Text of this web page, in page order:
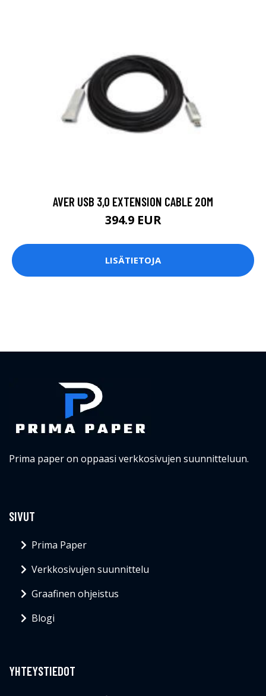
AVER USB 3,0 EXTENSION CABLE 20M
394.9 EUR
LISÄTIETOJA
Prima paper on oppaasi verkkosivujen suunnitteluun.
SIVUT
Prima Paper
Verkkosivujen suunnittelu
Graafinen ohjeistus
Blogi
YHTEYSTIEDOT